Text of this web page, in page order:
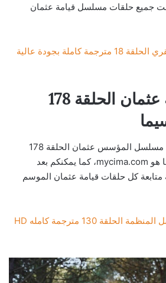
جميع حلقات مسلسل قيامة عثمان
ماي سيما.. مسلسل العبقري الحلقة 18 مترجمة كاملة بجودة عالية
مسلسل قيامة عثمان الحلقة 178
إن رابط تحميل ومشاهدة مسلسل المؤسس عثمان الحلقة 178
مترجمة للعربية ماي سيما هو mycima.com، كما يمكنكم بعد
متابعة كل حلقات قيامة عثمان الموسم
ماي سيما.. مسلسل المنظمة الحلقة 130 مترجمة كامله HD